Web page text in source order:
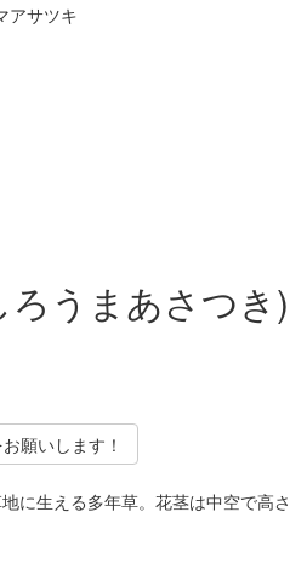
アサツキ
うまあさつき)
願いします！
に生える多年草。花茎は中空で高